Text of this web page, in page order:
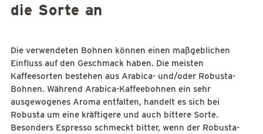
die Sorte an
Die verwendeten Bohnen können einen maßgeblichen
Einfluss auf den Geschmack haben. Die meisten
Kaffeesorten bestehen aus Arabica- und/oder Robusta-
Bohnen. Während Arabica-Kaffeebohnen ein sehr
ausgewogenes Aroma entfalten, handelt es sich bei
Robusta um eine kräftigere und auch bittere Sorte.
Besonders Espresso schmeckt bitter, wenn der Robusta-